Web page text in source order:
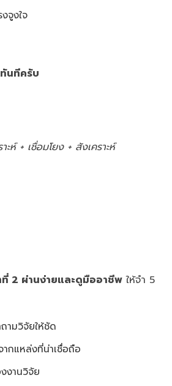
จูงใจ
นทีครับ
ห์ + เชื่อมโยง + สังเคราะห์
2 ผ่านง่ายและดูมืออาชีพ ให้จำ 5
ามวิจัยให้ชัด
กแหล่งที่น่าเชื่อถือ
งานวิจัย